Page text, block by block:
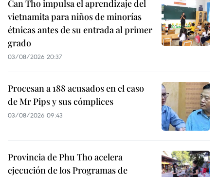
Can Tho impulsa el aprendizaje del
vietnamita para niños de minorías
étnicas antes de su entrada al primer
grado
03/08/2026 20:37
Procesan a 188 acusados en el caso
de Mr Pips y sus cómplices
03/08/2026 09:43
Provincia de Phu Tho acelera
ejecución de los Programas de